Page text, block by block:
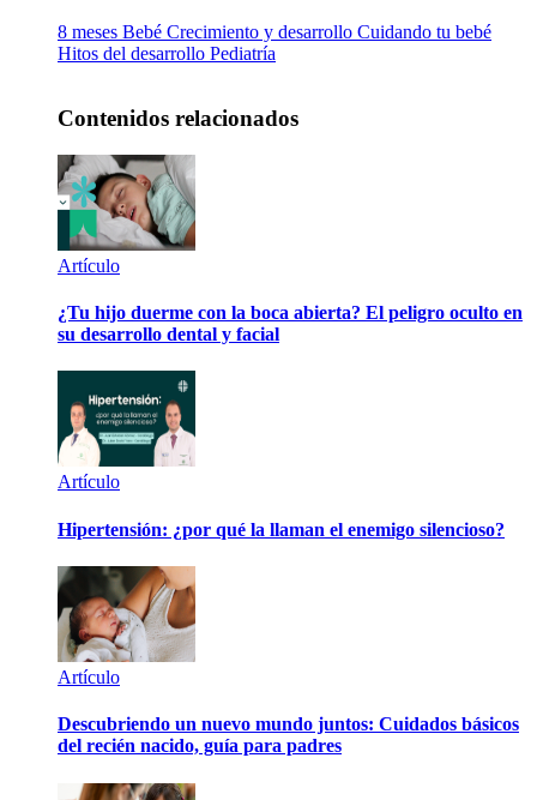
8 meses Bebé Crecimiento y desarrollo Cuidando tu bebé
Hitos del desarrollo Pediatría
Contenidos relacionados
Artículo
¿Tu hijo duerme con la boca abierta? El peligro oculto en
su desarrollo dental y facial
Artículo
Hipertensión: ¿por qué la llaman el enemigo silencioso?
Artículo
Descubriendo un nuevo mundo juntos: Cuidados básicos
del recién nacido, guía para padres